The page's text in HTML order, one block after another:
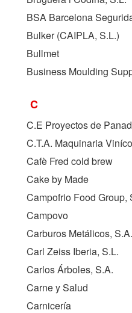
BSA Barcelona
Bulker (CAIPLA, S.L.)
Bullmet
Business Moulding
C
C.E Proyectos de
C.T.A. Maquinaria
Cafè Fred cold brew
Cake by Made
Campofrio Food Group,
Campovo
Carburos Metálicos, S.A.
Carl Zeiss Iberia, S.L.
Carlos Árboles, S.A.
Carne y Salud
Carnicería